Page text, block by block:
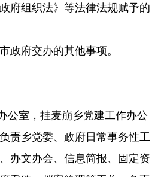
府组织法》等法律法规赋予的
政府交办的其他事项。
公室，挂麦崩乡党建工作办公
责乡党委、政府日常事务性工
办文办会、信息简报、固定资